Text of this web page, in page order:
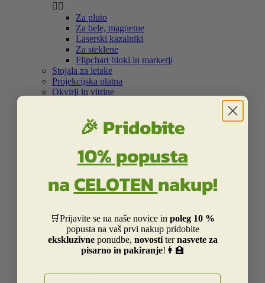
 
Za pluto
Za bele, magnetne
Laserski kazalniki
Za steklene
Flipchart bloki in markerji
Stojala za letake
Projekcijska platna
Okvirji in vitrine
Nahrbtniki in torbe
Kolekcija Street
Kolekcija Centrum
Kolekcija Barcelona
Kolekcija Liverpool
Kolekcija Dakar
Kolekcija Catalina Estrada
Kolekcija Smiley
Kolekcija Frozen
🎉 Pridobite
10% popusta
naCELOTENnakup!
🛒Prijavite se na naše novice in poleg 10 %
popusta na vaš prvi nakup pridobite
ekskluzivneponudbe, novosti ternasvete za
pisarno in pakiranje!👩‍🏫
E-naslov